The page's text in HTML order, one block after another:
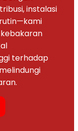
instalasi
terhadap